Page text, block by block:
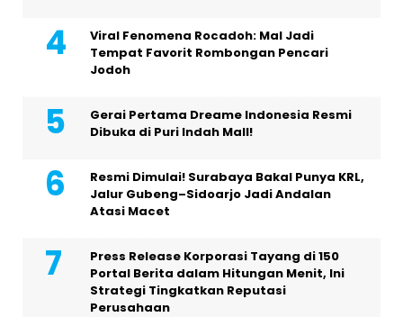
Viral Fenomena Rocadoh: Mal Jadi
Tempat Favorit Rombongan Pencari
Jodoh
Gerai Pertama Dreame Indonesia Resmi
Dibuka di Puri Indah Mall!
Resmi Dimulai! Surabaya Bakal Punya KRL,
Jalur Gubeng–Sidoarjo Jadi Andalan
Atasi Macet
Press Release Korporasi Tayang di 150
Portal Berita dalam Hitungan Menit, Ini
Strategi Tingkatkan Reputasi
Perusahaan